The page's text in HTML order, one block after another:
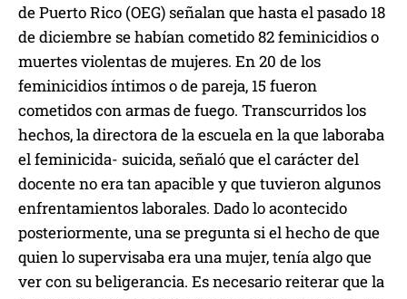
de Puerto Rico (OEG) señalan que hasta el pasado 18
de diciembre se habían cometido 82 feminicidios o
muertes violentas de mujeres. En 20 de los
feminicidios íntimos o de pareja, 15 fueron
cometidos con armas de fuego. Transcurridos los
hechos, la directora de la escuela en la que laboraba
el feminicida- suicida, señaló que el carácter del
docente no era tan apacible y que tuvieron algunos
enfrentamientos laborales. Dado lo acontecido
posteriormente, una se pregunta si el hecho de que
quien lo supervisaba era una mujer, tenía algo que
ver con su beligerancia. Es necesario reiterar que la